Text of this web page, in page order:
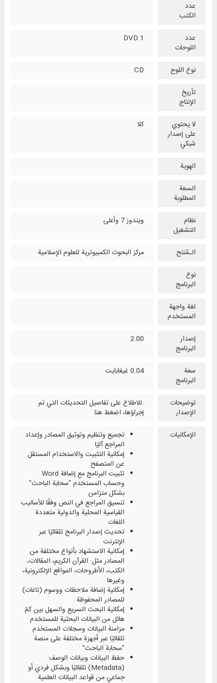
عدد
الكتب
عدد
اللوحات
1 DVD
نوع اللوح
CD
تأريخ
الإنتاج
لا يحتوي
على إصدار
شبكي
كلا
الهوية
السعة
المطلوبة
نظام
التشغیل
ويندوز 7 وأعلی
الـمُنتج
مركز البحوث الكمبيوترية للعلوم الإسلامية
نوع
البرنامج
لغة واجهة
المستخدم
إصدار
البرنامج
2.00
سعة
البرنامج
0.04 غيغابايت
توضيحات
الإصدار
.للاطلاع على تفاصيل التحديثات التي تم
إجراؤها، اضغط هنا
الإمكانيات
تجميع وتنظيم وتوثيق المصادر وإعداد
المراجع آليًا
إمكانية التثبيت والاستخدام المستقل
عن المتصفح
تثبيت البرنامج مع إضافة Word
وحساب المستخدم "سحابة الباحث"
بشكل متزامن
تنسيق المراجع في النص وفقًا للأساليب
القياسية المحلية والدولية متعددة
اللغات
تحديث إصدار البرنامج تلقائيًا عبر
الإنترنت
إمكانية الاستشهاد بأنواع مختلفة من
المصادر مثل: القرآن الكريم، المقالات،
الكتب، الأطروحات، المواقع الإلكترونية،
وغيرها
إمكانية إضافة ملاحظات ووسوم (تاغات)
للمصادر المحفوظة
إمكانية البحث السريع والسهل بين كمّ
هائل من البيانات البحثية للمستخدم
مزامنة البيانات وسجلات المستخدم
تلقائيًا عبر أجهزة مختلفة على منصة
"سحابة الباحث"
حفظ البيانات وبيانات الوصف
(Metadata) تلقائيًا وبشكل فردي أو
جماعي من قواعد البيانات العلمية